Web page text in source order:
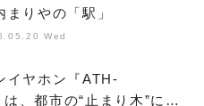
りやの「駅」
Wed
イヤホン『ATH-
、都市の“止まり木”にな